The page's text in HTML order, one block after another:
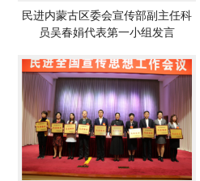
民进内蒙古区委会宣传部副主任科
员吴春娟代表第一小组发言